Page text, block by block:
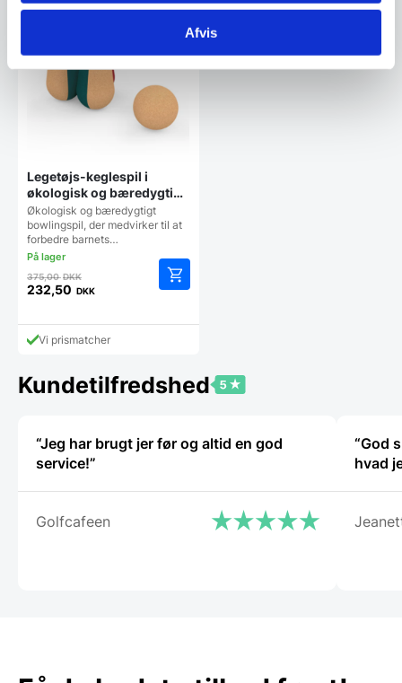
Afvis
Legetøjs-keglespil i
økologisk og bæredygtigt
kork til børn
Økologisk og bæredygtigt
bowlingspil, der medvirker til at
forbedre barnets…
375,00DKKDen
oprindelige
var:
375,00 DKK.
232,50 DKK
aktuelle
prisVi prismatcher
Kundetilfredshed
“Jeg har brugt jer før og altid en god
service!”
Golfcafeen
“God